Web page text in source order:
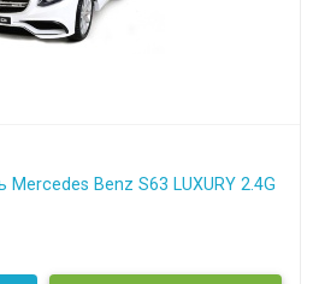
Benz S63 LUXURY 2.4G